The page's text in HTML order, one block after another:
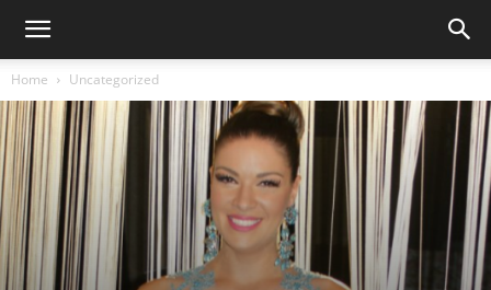
Home Uncategorized